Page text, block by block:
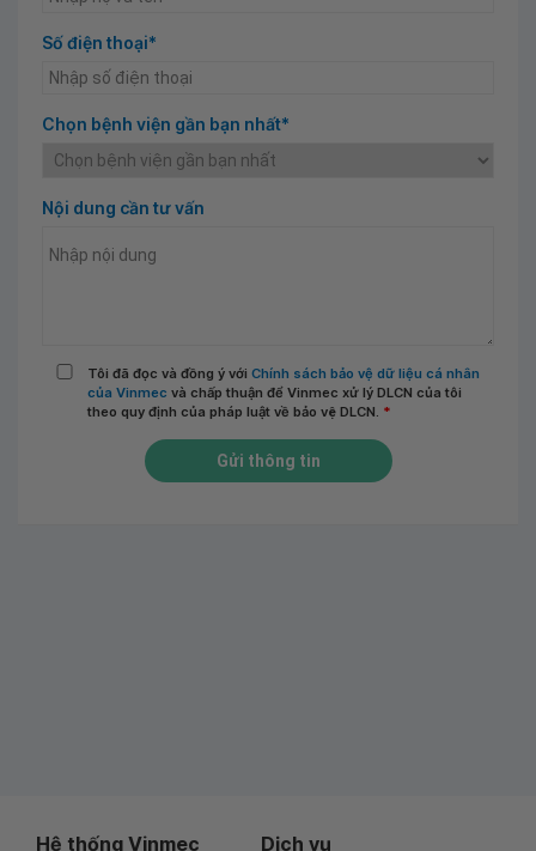
Số điện thoại*
Chọn bệnh viện gần bạn nhất*
Nội dung cần tư vấn
Tôi đã đọc và đồng ý với Chính sách bảo vệ dữ liệu cá nhân
của Vinmec và chấp thuận để Vinmec xử lý DLCN của tôi
theo quy định của pháp luật về bảo vệ DLCN. *
Gửi thông tin
Hệ thống Vinmec Dịch vụ